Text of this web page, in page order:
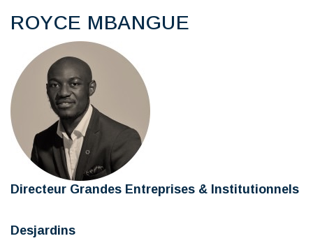
ROYCE MBANGUE
Directeur Grandes Entreprises & Institutionnels
Desjardins